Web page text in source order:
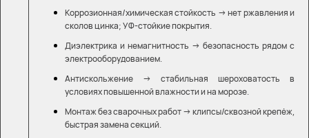
Коррозионная/химическая стойкость → нет ржавления и
сколов цинка; УФ-стойкие покрытия.
Диэлектрика и немагнитность → безопасность рядом с
электрооборудованием.
Антискольжение → стабильная шероховатость в
условиях повышенной влажности и на морозе.
Монтаж без сварочных работ → клипсы/сквозной крепёж,
быстрая замена секций.